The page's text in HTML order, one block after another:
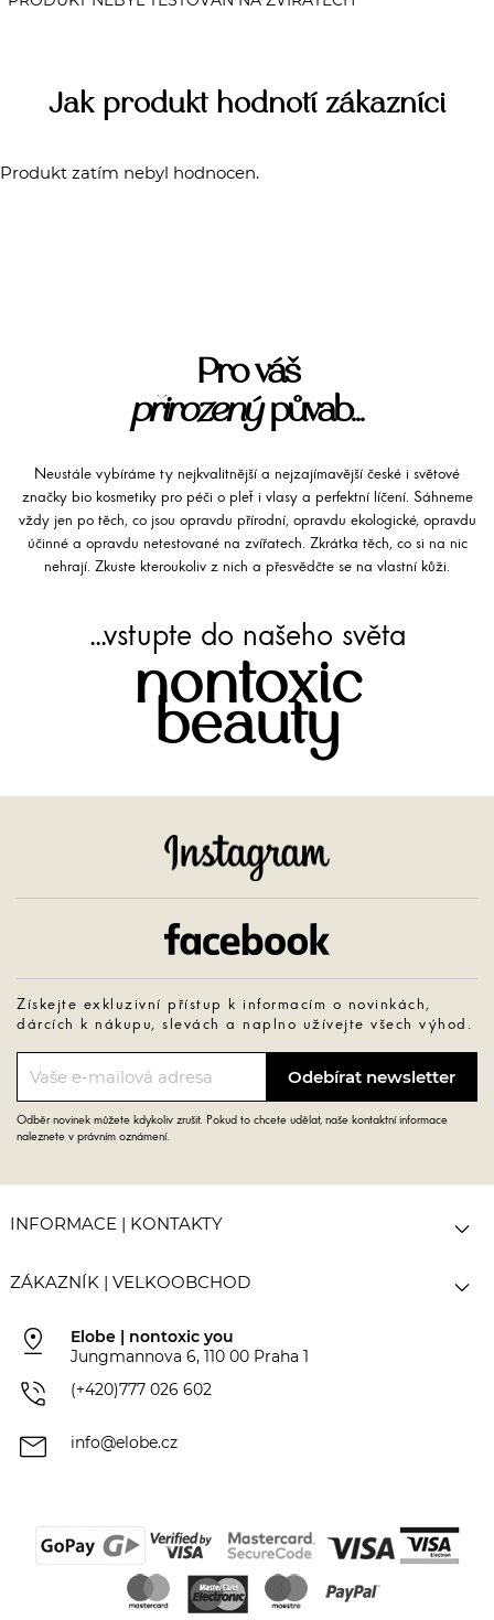
Jak produkt hodnotí zákazníci
Produkt zatím nebyl hodnocen.
Pro váš
přirozenýpůvab...
Neustále vybíráme ty nejkvalitnější a nejzajímavější české i světové
značky bio kosmetiky pro péči o pleť i vlasy a perfektní líčení. Sáhneme
vždy jen po těch, co jsou opravdu přírodní, opravdu ekologické, opravdu
účinné a opravdu netestované na zvířatech. Zkrátka těch, co si na nic
nehrají. Zkuste kteroukoliv z nich a přesvědčte se na vlastní kůži.
...vstupte do našeho světa
nontoxic
beauty
Získejte exkluzivní přístup k informacím o novinkách,
dárcích k nákupu, slevách a naplno užívejte všech výhod.
Odběr novinek můžete kdykoliv zrušit. Pokud to chcete udělat, naše kontaktní informace
naleznete v právním oznámení.
INFORMACE | KONTAKTY 
ZÁKAZNÍK | VELKOOBCHOD 
pin_drop
Elobe | nontoxic you
Jungmannova 6, 110 00 Praha 1
phone_in_talk (+420)777 026 602
mail info@elobe.cz